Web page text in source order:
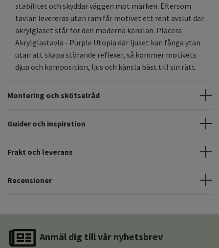
stabilitet och skyddar väggen mot märken. Eftersom
tavlan levereras utan ram får motivet ett rent avslut där
akrylglaset står för den moderna känslan. Placera
Akrylglastavla - Purple Utopia där ljuset kan fånga ytan
utan att skapa störande reflexer, så kommer motivets
djup och komposition, ljus och känsla bäst till sin rätt.
Montering och skötselråd
Guider och inspiration
Frakt och leverans
Recensioner
Anmäl dig till vår nyhetsbrev